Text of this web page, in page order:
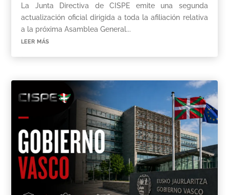
La Junta Directiva de CISPE emite una segunda
actualización oficial dirigida a toda la afiliación relativa
a la próxima Asamblea General...
leer más